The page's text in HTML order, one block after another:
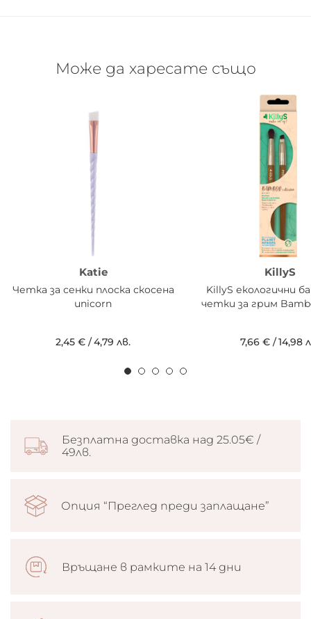
Може да харесате също
Katie
Четка за сенки плоска скосена
unicorn
2,45 € /4,79 лв.
KillyS
KillyS екологични
четки за грим
7,66 € /14,98
Безплатна доставка над 25.05€ /
49лв.
Опция “Преглед преди заплащане”
Връщане в рамките на 14 дни